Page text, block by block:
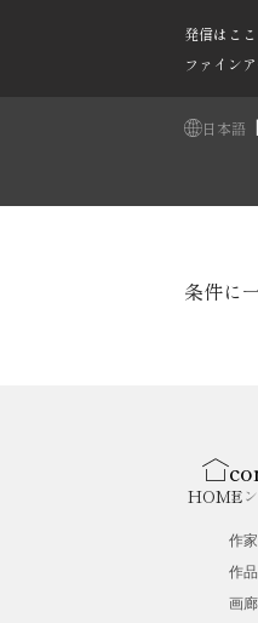
発信はこ
ファイン
日本語 |
条件に
HOME
コ
作家
作品
画廊